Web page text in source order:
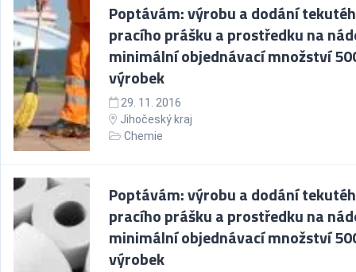
Poptávám: výrobu a dodání
pracího prášku a prostředku na
minimální objednávací množství
výrobek
29. 11. 2016
Jihočeský kraj
Chemie
Poptávám: výrobu a dodání
pracího prášku a prostředku na
minimální objednávací množství
výrobek